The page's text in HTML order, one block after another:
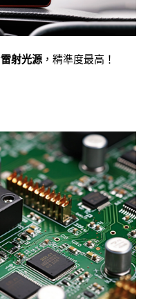
雷射光源，精準度最高！